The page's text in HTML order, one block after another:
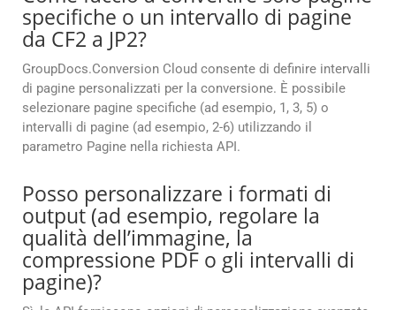
specifiche o un intervallo di pagine
da CF2 a JP2?
GroupDocs.Conversion Cloud consente di definire intervalli
di pagine personalizzati per la conversione. È possibile
selezionare pagine specifiche (ad esempio, 1, 3, 5) o
intervalli di pagine (ad esempio, 2-6) utilizzando il
parametro Pagine nella richiesta API.
Posso personalizzare i formati di
output (ad esempio, regolare la
qualità dell’immagine, la
compressione PDF o gli intervalli di
pagine)?